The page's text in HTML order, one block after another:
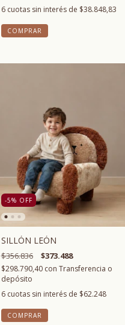
6 cuotas sin interés de $38.848,83
-5% OFF
SILLÓN LEÓN
$356.836 $373.488
$298.790,40 con Transferencia o
depósito
6 cuotas sin interés de $62.248